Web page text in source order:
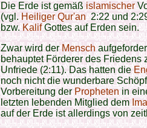
Die Erde ist gemäßislamischer
(vgl.Heiliger Qur'an2:22 und
bzw.KalifGottes auf Erden sein.
Zwar wird derMensch
behauptet Förderer des Friedens
Unfriede (2:11). Das hatten die
noch nicht die wunderbare
Vorbereitung derProphetenin
letzten lebenden Mitglied dem
auf der Erde ist allerdings von